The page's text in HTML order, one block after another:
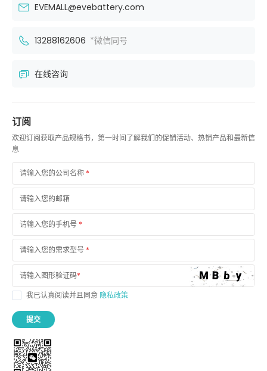
EVEMALL@evebattery.com
13288162606 *微信同号
在线咨询
订阅
欢迎订阅获取产品规格书，第一时间了解我们的促销活动、热销产品和最新信
息
请输入您的公司名称 *
请输入您的邮箱
请输入您的手机号 *
请输入您的需求型号 *
请输入图形验证码*
我已认真阅读并且同意 隐私政策
提交